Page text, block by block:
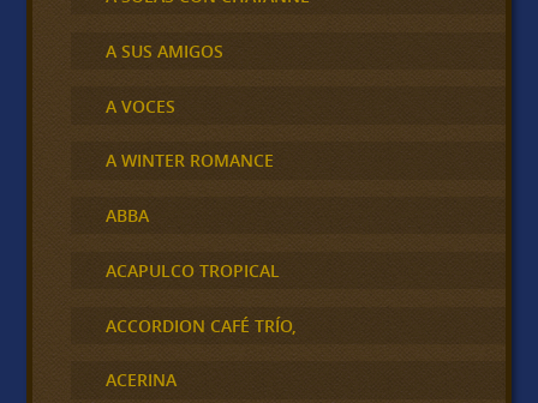
A SUS AMIGOS
A VOCES
A WINTER ROMANCE
ABBA
ACAPULCO TROPICAL
ACCORDION CAFÉ TRÍO,
ACERINA